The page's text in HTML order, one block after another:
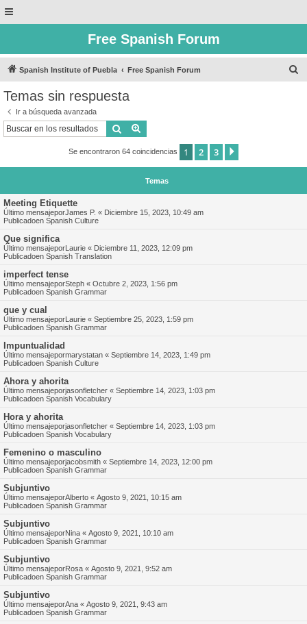
Free Spanish Forum
Spanish Institute of Puebla Free Spanish Forum
Temas sin respuesta
Ir a búsqueda avanzada
Buscar
Se encontraron 64 coincidencias 1 2 3
Temas
Meeting Etiquette
Último mensajeporJames P. « Diciembre 15, 2023, 10:49 am
Publicadoen Spanish Culture
Que significa
Último mensajeporLaurie « Diciembre 11, 2023, 12:09 pm
Publicadoen Spanish Translation
imperfect tense
Último mensajeporSteph « Octubre 2, 2023, 1:56 pm
Publicadoen Spanish Grammar
que y cual
Último mensajeporLaurie « Septiembre 25, 2023, 1:59 pm
Publicadoen Spanish Grammar
Impuntualidad
Último mensajepormarystatan « Septiembre 14, 2023, 1:49 pm
Publicadoen Spanish Culture
Ahora y ahorita
Último mensajeporjasonfletcher « Septiembre 14, 2023, 1:03 pm
Publicadoen Spanish Vocabulary
Hora y ahorita
Último mensajeporjasonfletcher « Septiembre 14, 2023, 1:03 pm
Publicadoen Spanish Vocabulary
Femenino o masculino
Último mensajeporjacobsmith « Septiembre 14, 2023, 12:00 pm
Publicadoen Spanish Grammar
Subjuntivo
Último mensajeporAlberto « Agosto 9, 2021, 10:15 am
Publicadoen Spanish Grammar
Subjuntivo
Último mensajeporNina « Agosto 9, 2021, 10:10 am
Publicadoen Spanish Grammar
Subjuntivo
Último mensajeporRosa « Agosto 9, 2021, 9:52 am
Publicadoen Spanish Grammar
Subjuntivo
Último mensajeporAna « Agosto 9, 2021, 9:43 am
Publicadoen Spanish Grammar